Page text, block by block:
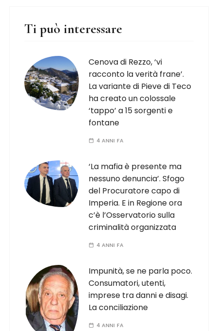
Ti può interessare
Cenova di Rezzo, ‘vi
racconto la verità frane’.
La variante di Pieve di Teco
ha creato un colossale
‘tappo’ a 15 sorgenti e
fontane
4 ANNI FA
‘La mafia è presente ma
nessuno denuncia’. Sfogo
del Procuratore capo di
Imperia. E in Regione ora
c’è l’Osservatorio sulla
criminalità organizzata
4 ANNI FA
Impunità, se ne parla poco.
Consumatori, utenti,
imprese tra danni e disagi.
La conciliazione
4 ANNI FA